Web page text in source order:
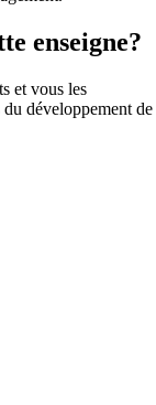
enseigne?
et vous les
développement de